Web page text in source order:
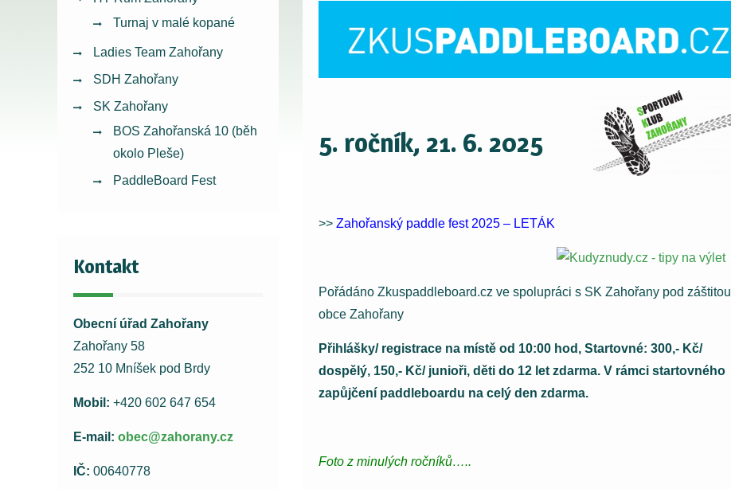
5. ročník, 21. 6. 2025
>> Zahořanský paddle fest 2025 – LETÁK
Pořádáno Zkuspaddleboard.cz ve spolupráci s SK Zahořany pod záštitou
obce Zahořany
Přihlášky/ registrace na místě od 10:00 hod, Startovné: 300,- Kč/
dospělý, 150,- Kč/ junioři, děti do 12 let zdarma. V rámci startovného
zapůjčení paddleboardu na celý den zdarma.
Foto z minulých ročníků…..
Turnaj v malé kopané
Ladies Team Zahořany
SDH Zahořany
SK Zahořany
BOS Zahořanská 10 (běh
okolo Pleše)
PaddleBoard Fest
Kontakt
Obecní úřad Zahořany
Zahořany 58
252 10 Mníšek pod Brdy
Mobil: +420 602 647 654
E-mail: obec@zahorany.cz
IČ: 00640778